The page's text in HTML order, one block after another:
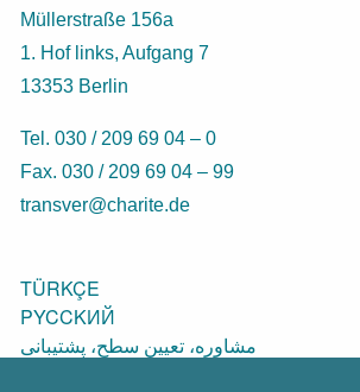
Müllerstraße 156a
1. Hof links, Aufgang 7
13353 Berlin
Tel. 030 / 209 69 04 – 0
Fax. 030 / 209 69 04 – 99
transver@charite.de
TÜRKÇE
PYCCKИЙ
مشاوره، تعیین سطح، پشتیبانی